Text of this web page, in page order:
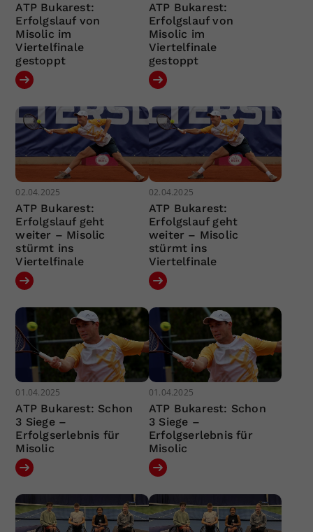
ATP Bukarest:
Erfolgslauf von
Misolic im
Viertelfinale
gestoppt
ATP Bukarest:
Erfolgslauf von
Misolic im
Viertelfinale
gestoppt
02.04.2025
ATP Bukarest:
Erfolgslauf geht
weiter – Misolic
stürmt ins
Viertelfinale
02.04.2025
ATP Bukarest:
Erfolgslauf geht
weiter – Misolic
stürmt ins
Viertelfinale
01.04.2025
ATP Bukarest: Schon
3 Siege –
Erfolgserlebnis für
Misolic
01.04.2025
ATP Bukarest: Schon
3 Siege –
Erfolgserlebnis für
Misolic